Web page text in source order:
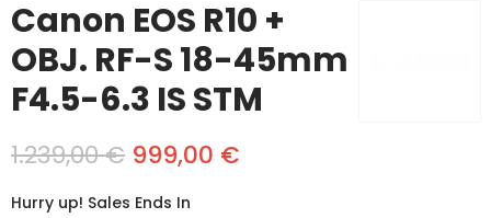
Canon EOS R10 +
OBJ. RF-S 18-45mm
F4.5-6.3 IS STM
1.239,00 € 999,00 €
Hurry up! Sales Ends In